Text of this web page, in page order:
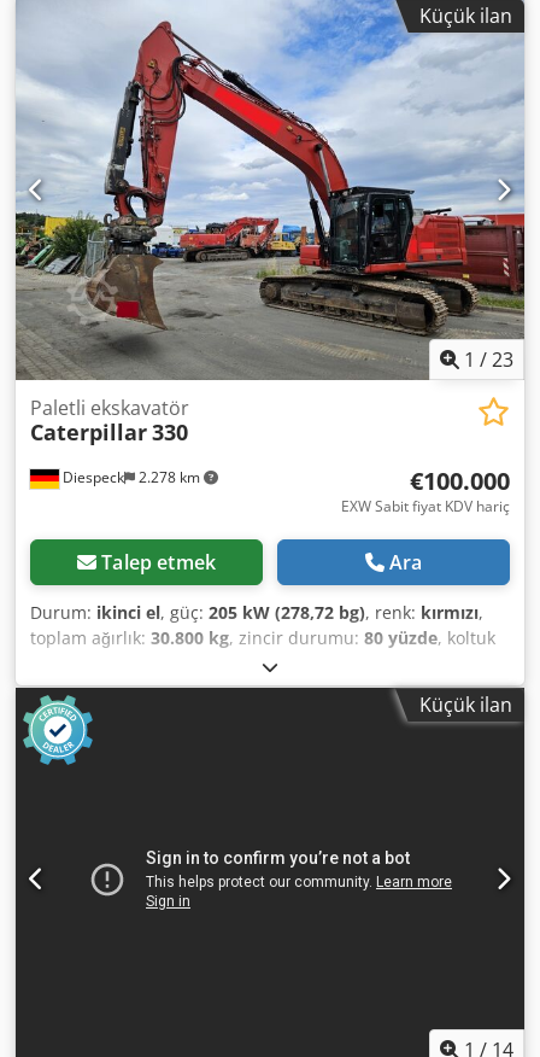
30,900 kg Travel speed: approx. 5.3 km/h Max. digging
depth: up to 7.24 m Reach: approx. 10.8 m Bucket capacity:
approx. 1.7 m³ Transport length: approx. 10.4 m Transport
height: approx. 3.4 m Width (with 800 mm tracks): approx.
3.2 m
Küçük ilan
1 /23
Diespeck 2.278 km
Paletli ekskavatör
Caterpillar330
€100.000
EXW Sabit fiyat KDV hariç
Talep etmek Ara
Durum: ikinci el, güç: 205 kW (278,72 bg), renk: kırmızı,
toplam ağırlık: 30.800 kg, zincir durumu: 80 yüzde, koltuk
, çalışma saatleri:
Donanım:düşük ses seviyesi, ek farlar, gripper hidrolik
sistemi, kabin
, Klima Kırıcı hidrolik sistemi Hızlı bağlantı
donanımı Dedpfjy A H Hvox Ai Nsck Merkezi yağlama
Yürüyüş takımı durumu %90 Hendek temizleme kovası
Küçük ilan
1 / 14